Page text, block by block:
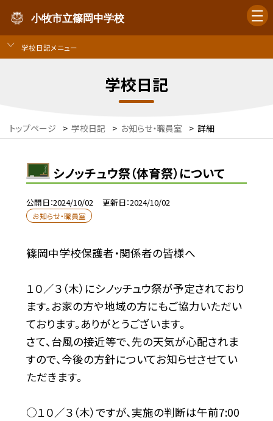
小牧市立篠岡中学校
学校日記メニュー
学校日記
トップページ > 学校日記 > お知らせ・職員室 > 詳細
シノッチュウ祭（体育祭）について
公開日 2024/10/02 更新日 2024/10/02
お知らせ・職員室
篠岡中学校保護者・関係者の皆様へ
１０／３（木）にシノッチュウ祭が予定されており
ます。お家の方や地域の方にもご協力いただい
ております。ありがとうございます。
さて、台風の接近等で、先の天気が心配されま
すので、今後の方針についてお知らせさせてい
ただきます。
○１０／３（木）ですが、実施の判断は午前7:00